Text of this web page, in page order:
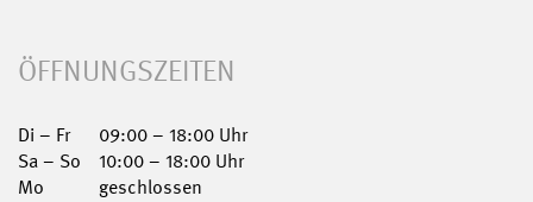
ÖFFNUNGSZEITEN
Di – Fr
09:00 – 18:00 Uhr
Sa – So
10:00 – 18:00 Uhr
Mo
geschlossen